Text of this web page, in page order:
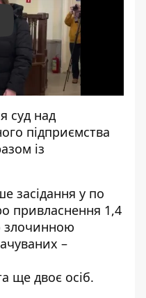
суд над
підприємства
із
засідання у по
привласнення 1,4
злочинною
–
ще двоє осіб.